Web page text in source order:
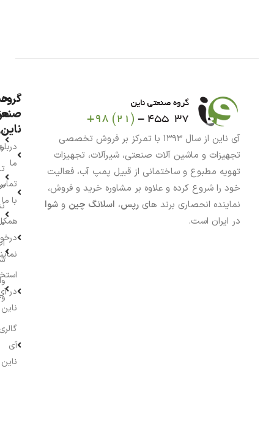
آی ناین از سال ۱۳۹۳ با تمرکز بر فروش تخصصی
تجهیزات و ماشین آلات صنعتی، شیرآلات، تجهیزات
تهویه مطبوع و ساختمانی از قبیل پمپ آب، فعالیت
خود را شروع کرده و علاوه بر مشاوره خرید و فروش،
نماینده انحصاری برند های رپس، اسلانگ چین و شوا
در ایران است.
گروه
ناین
ما
با ما
در
ناین
آی
ناین